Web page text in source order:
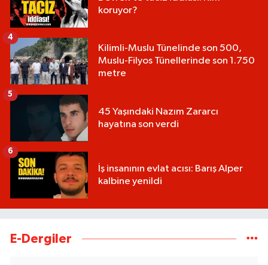
koruyor?
Kilimli-Muslu Tünelinde son 500,
Muslu-Filyos Tünellerinde son 1.750
metre
4
45 Yaşındaki Nazım Zararcı
hayatına son verdi
5
İş insanının evlat acısı: Barış Alper
kalbine yenildi
6
E-Dergiler